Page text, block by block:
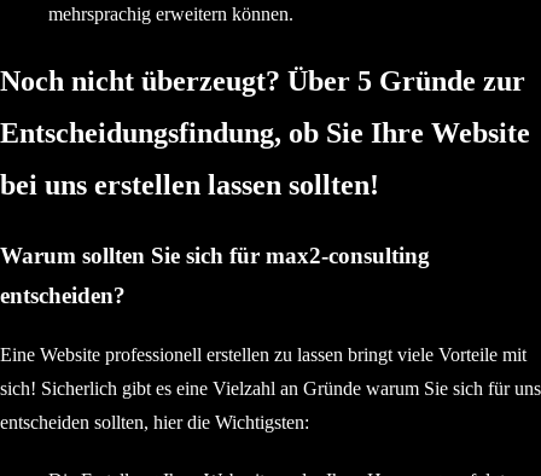
mehrsprachig erweitern können.
Noch nicht überzeugt? Über 5 Gründe zur
Entscheidungsfindung, ob Sie Ihre Website
bei uns erstellen lassen sollten!
Warum sollten Sie sich für max2-consulting
entscheiden?
Eine Website professionell erstellen zu lassen bringt viele Vorteile mit
sich! Sicherlich gibt es eine Vielzahl an Gründe warum Sie sich für uns
entscheiden sollten, hier die Wichtigsten: